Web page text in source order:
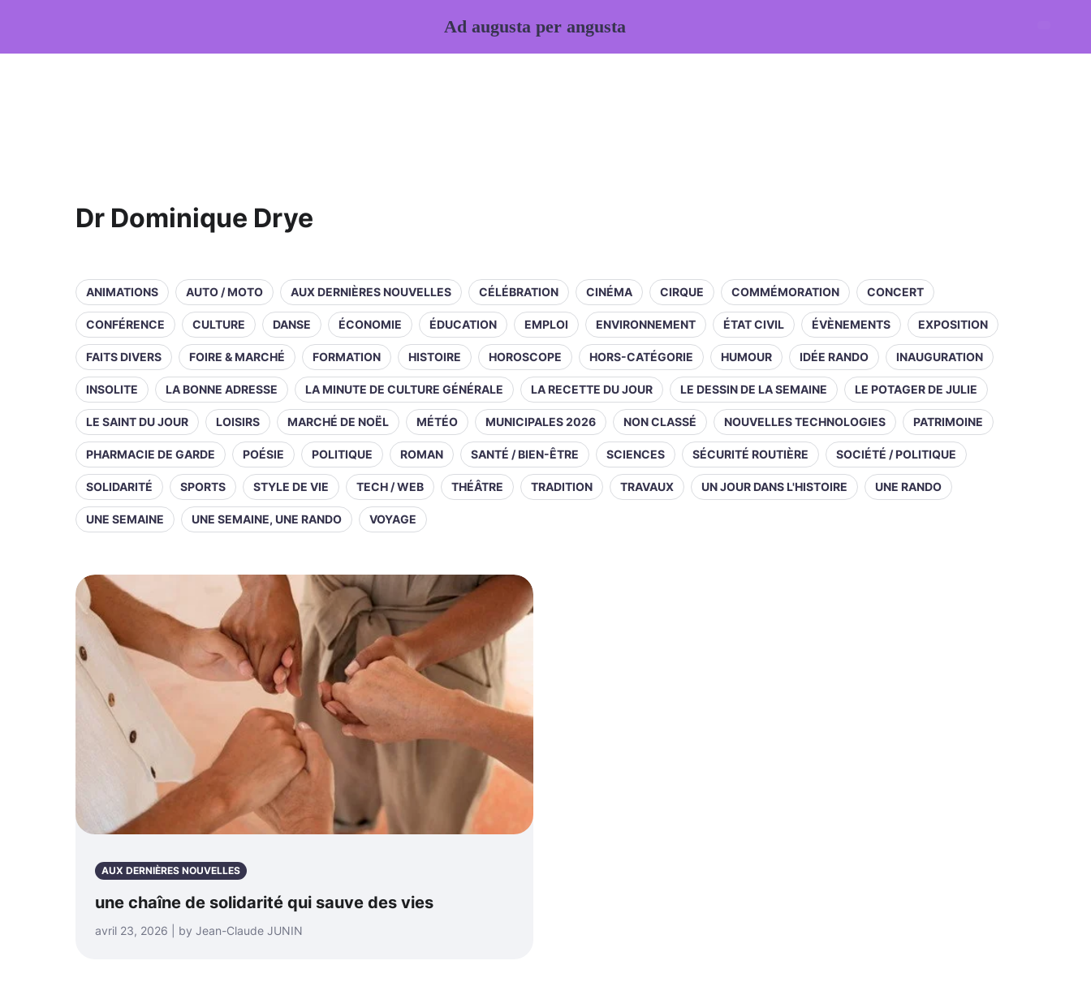
Dr Dominique Drye
ANIMATIONS AUTO / MOTO AUX DERNIÈRES NOUVELLES CÉLÉBRATION CINÉMA CIRQUE COMMÉMORATION CONCERT
CONFÉRENCE CULTURE DANSE ÉCONOMIE ÉDUCATION EMPLOI ENVIRONNEMENT ÉTAT CIVIL ÉVÈNEMENTS EXPOSITION
FAITS DIVERS FOIRE & MARCHÉ FORMATION HISTOIRE HOROSCOPE HORS-CATÉGORIE HUMOUR IDÉE RANDO INAUGURATION
INSOLITE LA BONNE ADRESSE LA MINUTE DE CULTURE GÉNÉRALE LA RECETTE DU JOUR LE DESSIN DE LA SEMAINE LE POTAGER DE JULIE
LE SAINT DU JOUR LOISIRS MARCHÉ DE NOËL MÉTÉO MUNICIPALES 2026 NON CLASSÉ NOUVELLES TECHNOLOGIES PATRIMOINE
PHARMACIE DE GARDE POÉSIE POLITIQUE ROMAN SANTÉ / BIEN-ÊTRE SCIENCES SÉCURITÉ ROUTIÈRE SOCIÉTÉ / POLITIQUE
SOLIDARITÉ SPORTS STYLE DE VIE TECH / WEB THÉÂTRE TRADITION TRAVAUX UN JOUR DANS L'HISTOIRE UNE RANDO
UNE SEMAINE UNE SEMAINE, UNE RANDO VOYAGE
AUX DERNIÈRES NOUVELLES
une chaîne de solidarité qui sauve des vies
avril 23, 2026 | by Jean-Claude JUNIN
Ad augusta per angusta